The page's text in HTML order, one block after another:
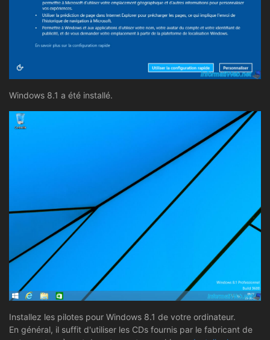
Windows 8.1 a été installé.
Installez les pilotes pour Windows 8.1 de votre ordinateur.
En général, il suffit d'utiliser les CDs fournis par le fabricant de